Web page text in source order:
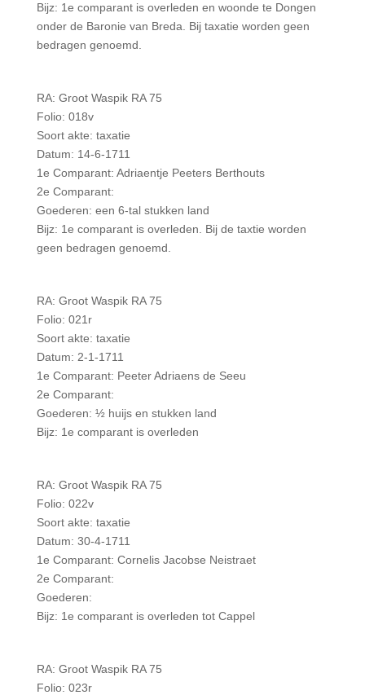
Bijz: 1e comparant is overleden en woonde te Dongen
onder de Baronie van Breda. Bij taxatie worden geen
bedragen genoemd.
RA: Groot Waspik RA 75
Folio: 018v
Soort akte: taxatie
Datum: 14-6-1711
1e Comparant: Adriaentje Peeters Berthouts
2e Comparant:
Goederen: een 6-tal stukken land
Bijz: 1e comparant is overleden. Bij de taxtie worden
geen bedragen genoemd.
RA: Groot Waspik RA 75
Folio: 021r
Soort akte: taxatie
Datum: 2-1-1711
1e Comparant: Peeter Adriaens de Seeu
2e Comparant:
Goederen: ½ huijs en stukken land
Bijz: 1e comparant is overleden
RA: Groot Waspik RA 75
Folio: 022v
Soort akte: taxatie
Datum: 30-4-1711
1e Comparant: Cornelis Jacobse Neistraet
2e Comparant:
Goederen:
Bijz: 1e comparant is overleden tot Cappel
RA: Groot Waspik RA 75
Folio: 023r